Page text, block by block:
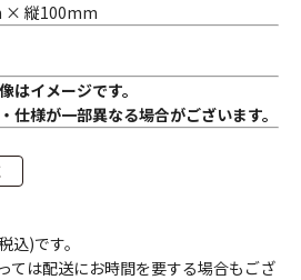
× 縦100mm
はイメージです。
仕様が一部異なる場合がございます。
)です。
ては配送にお時間を要する場合もござ